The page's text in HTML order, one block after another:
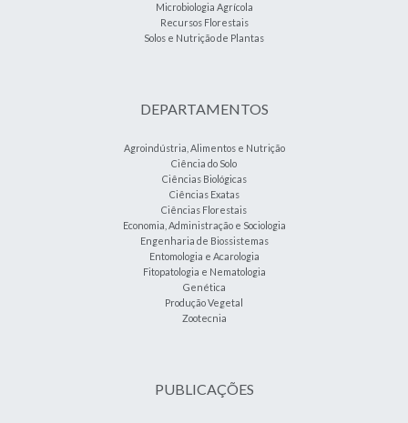
Microbiologia Agrícola
Recursos Florestais
Solos e Nutrição de Plantas
DEPARTAMENTOS
Agroindústria, Alimentos e Nutrição
Ciência do Solo
Ciências Biológicas
Ciências Exatas
Ciências Florestais
Economia, Administração e Sociologia
Engenharia de Biossistemas
Entomologia e Acarologia
Fitopatologia e Nematologia
Genética
Produção Vegetal
Zootecnia
PUBLICAÇÕES